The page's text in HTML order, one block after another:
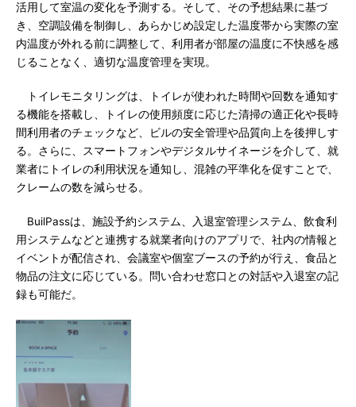
活用して室温の変化を予測する。そして、その予想結果に基づ
き、空調設備を制御し、あらかじめ設定した温度帯から実際の室
内温度が外れる前に調整して、利用者が部屋の温度に不快感を感
じることなく、適切な温度管理を実現。
トイレモニタリングは、トイレが使われた時間や回数を通知す
る機能を搭載し、トイレの使用頻度に応じた清掃の適正化や長時
間利用者のチェックなど、ビルの安全管理や品質向上を後押しす
る。さらに、スマートフォンやデジタルサイネージを介して、就
業者にトイレの利用状況を通知し、混雑の平準化を促すことで、
クレームの数を減らせる。
BuilPassは、施設予約システム、入退室管理システム、飲食利
用システムなどと連携する就業者向けのアプリで、社内の情報と
イベントが配信され、会議室や個室ブースの予約が行え、食品と
物品の注文に応じている。問い合わせ窓口との対話や入退室の記
録も可能だ。